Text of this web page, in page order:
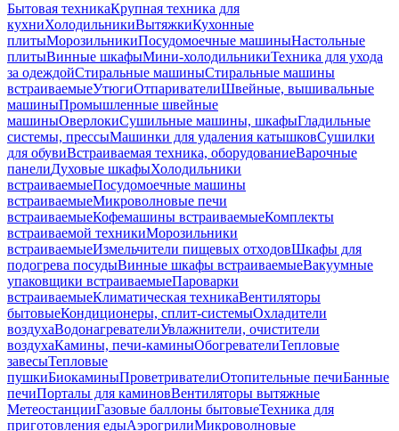
Бытовая техникаКрупная техника для
кухниХолодильникиВытяжкиКухонные
плитыМорозильникиПосудомоечные машиныНастольные
плитыВинные шкафыМини-холодильникиТехника для ухода
за одеждойСтиральные машиныСтиральные машины
встраиваемыеУтюгиОтпаривателиШвейные, вышивальные
машиныПромышленные швейные
машиныОверлокиСушильные машины, шкафыГладильные
системы, прессыМашинки для удаления катышковСушилки
для обувиВстраиваемая техника, оборудованиеВарочные
панелиДуховые шкафыХолодильники
встраиваемыеПосудомоечные машины
встраиваемыеМикроволновые печи
встраиваемыеКофемашины встраиваемыеКомплекты
встраиваемой техникиМорозильники
встраиваемыеИзмельчители пищевых отходовШкафы для
подогрева посудыВинные шкафы встраиваемыеВакуумные
упаковщики встраиваемыеПароварки
встраиваемыеКлиматическая техникаВентиляторы
бытовыеКондиционеры, сплит-системыОхладители
воздухаВодонагревателиУвлажнители, очистители
воздухаКамины, печи-каминыОбогревателиТепловые
завесыТепловые
пушкиБиокаминыПроветривателиОтопительные печиБанные
печиПорталы для каминовВентиляторы вытяжные
МетеостанцииГазовые баллоны бытовыеТехника для
приготовления едыАэрогрилиМикроволновые